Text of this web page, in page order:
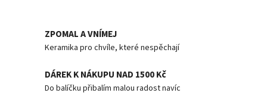
ZPOMAL A VNÍMEJ
Keramika pro chvíle, které nespěchají
DÁREK K NÁKUPU NAD 1500 Kč
Do balíčku přibalím malou radost navíc